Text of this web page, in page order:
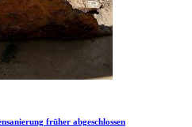
früher abgeschlossen